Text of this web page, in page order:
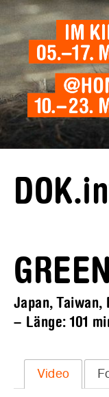
Japan,
– Länge:101
Video